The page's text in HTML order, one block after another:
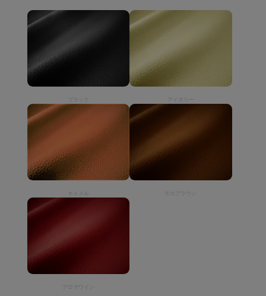
ブラック アイボリー
モカブラウン
アロマワイン